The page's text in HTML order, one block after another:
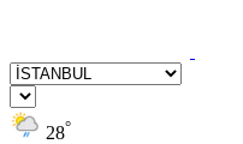
28°